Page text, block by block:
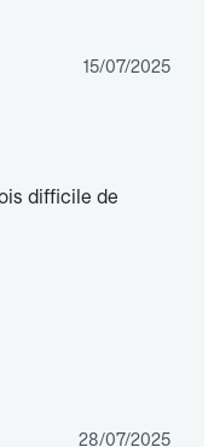
15/07/2025
difficile de
28/07/2025